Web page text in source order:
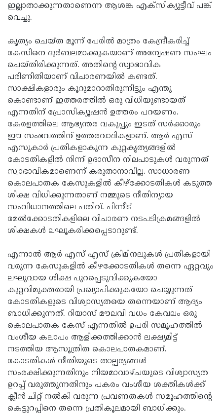
ഇല്ലാതാക്കുന്നതാണെന്ന ആശങ്ക എക്സിക്യുട്ടീവ് പങ്ക്
വെച്ചു.
കൃത്യം ചെയ്ത മൂന്ന് പേരിൽ മാത്രം കേന്ദ്രീകരിച്ച്
കേസിനെ ദുർബലമാക്കുകയാണ് അന്വേഷണ സംഘം
ചെയ്തിരിക്കുന്നത്. അതിൻ്റെ സ്വാഭാവിക
പരിണിതിയാണ് വിചാരണയിൽ കണ്ടത്.
സാക്ഷികളാരും കൂറുമാറാതിരുന്നിട്ടും എന്തു
കൊണ്ടാണ് ഇത്തരത്തിൽ ഒരു വിധിയുണ്ടായത്
എന്നതിന് പ്രോസിക്യൂഷൻ ഉത്തരം പറയണം.
കേരളത്തിലെ ആഭ്യന്തര വകുപ്പും ഇടത് സർക്കാരും
ഈ സംഭവത്തിന് ഉത്തരവാദികളാണ്. ആർ എസ്
എസുകാർ പ്രതികളാകുന്ന കുറ്റകൃത്യങ്ങളിൽ
കോടതികളിൽ നിന്ന് ഉദാസീന നിലപാടുകൾ വരുന്നത്
സ്വാഭാവികമാണെന്ന് കരുതാനാവില്ല. സാധാരണ
കൊലപാതക കേസുകളിൽ കീഴ്ക്കോടതികൾ കടുത്ത
ശിക്ഷ വിധിക്കുന്നതാണ് നമ്മുടെ നീതിന്യായ
സംവിധാനത്തിലെ പതിവ്. പിന്നീട്
മേൽക്കോടതികളിലെ വിചാരണ നടപടിക്രമങ്ങളിൽ
ശിക്ഷകൾ ലഘൂകരിക്കപ്പെടാറുണ്ട്.
എന്നാൽ ആർ എസ് എസ് ക്രിമിനലുകൾ പ്രതികളായി
വരുന്ന കേസുകളിൽ കീഴക്കോടതികൾ തന്നെ ഏറ്റവും
ലഘുവായ ശിക്ഷ പുറപ്പെടുവിക്കുകയോ
കുറ്റവിമുക്തരായി പ്രഖ്യാപിക്കുകയോ ചെയ്യുന്നത്
കോടതികളുടെ വിശ്വാസ്യതയെ തന്നെയാണ് ആദ്യം
ബാധിക്കുന്നത്. റിയാസ് മൗലവി വധം കേവലം ഒരു
കൊലപാതക കേസ് എന്നതിൽ ഉപരി സമൂഹത്തിൽ
വംശീയ കലാപം ആളിക്കത്തിക്കാൻ ലക്ഷ്യമിട്ട്
നടത്തിയ ആസൂത്രിത കൊലപാതകമാണ്.
കോടതികൾ നീതിയുടെ താല്പര്യങ്ങൾ
സംരക്ഷിക്കുന്നതിനും നിയമാവാഴ്ചയുടെ വിശ്വാസ്യത
ഉറപ്പ് വരുത്തുന്നതിനും പകരം വംശീയ ശക്തികൾക്ക്
ക്ലീൻ ചിറ്റ് നൽകി വരുന്ന പ്രവണതകൾ സമൂഹത്തിന്റെ
കെട്ടുറപ്പിനെ തന്നെ പ്രതികൂലമായി ബാധിക്കും.